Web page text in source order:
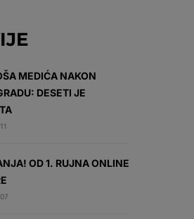
MEDIĆA NAKON
DESETI JE
OD 1. RUJNA ONLINE